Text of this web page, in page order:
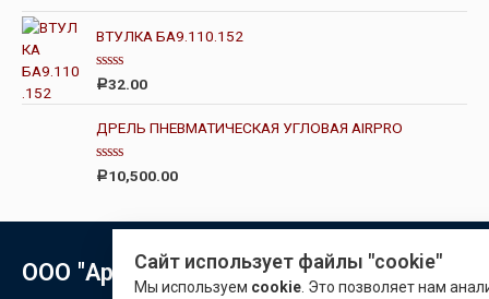
з
н
к
а
0
и
з
ВТУЛКА БА9.110.152
О
е
н
к
а
0
и
Р32.00
ДРЕЛЬ ПНЕВМАТИЧЕСКАЯ УГЛОВАЯ AIRPRO
О
и
з
Р10,500.00
ООО "Арматон"Сайт использует файлы "cookie"
Мы используем cookie . Это позволяет нам